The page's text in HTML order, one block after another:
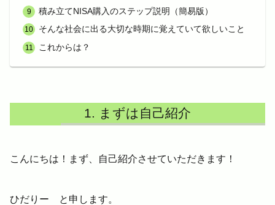
積み立てNISA購入のステップ説明（簡易版）
そんな社会に出る大切な時期に覚えていて欲しいこと
これからは？
まずは自己紹介
こんにちは！まず、自己紹介させていただきます！
ひだりー と申します。